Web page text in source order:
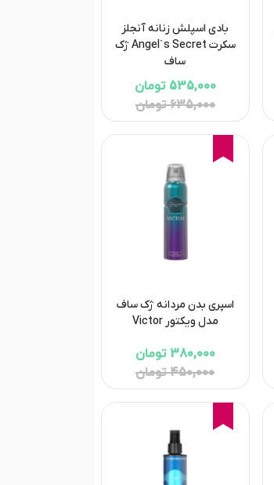
بادی اسپلش زنانه آنجلز
سکرت Angel`s Secret ژک
ساف
535,000 تومان
635,000 تومان
اسپری بدن مردانه ژک ساف
مدل ویکتور Victor
380,000 تومان
450,000 تومان